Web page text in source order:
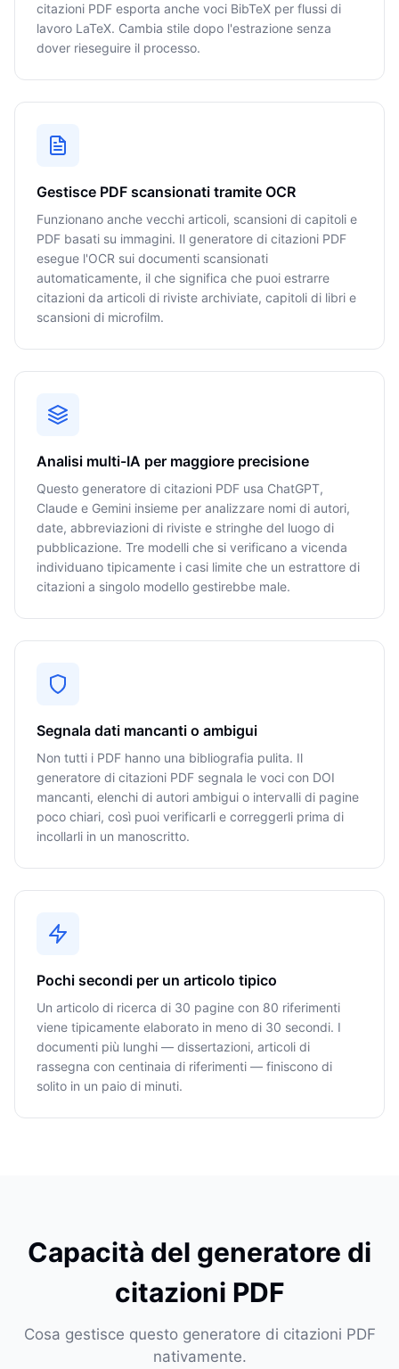
citazioni PDF esporta anche voci BibTeX per flussi di
lavoro LaTeX. Cambia stile dopo l'estrazione senza
dover rieseguire il processo.
Gestisce PDF scansionati tramite OCR
Funzionano anche vecchi articoli, scansioni di capitoli e
PDF basati su immagini. Il generatore di citazioni PDF
esegue l'OCR sui documenti scansionati
automaticamente, il che significa che puoi estrarre
citazioni da articoli di riviste archiviate, capitoli di libri e
scansioni di microfilm.
Analisi multi-IA per maggiore precisione
Questo generatore di citazioni PDF usa ChatGPT,
Claude e Gemini insieme per analizzare nomi di autori,
date, abbreviazioni di riviste e stringhe del luogo di
pubblicazione. Tre modelli che si verificano a vicenda
individuano tipicamente i casi limite che un estrattore di
citazioni a singolo modello gestirebbe male.
Segnala dati mancanti o ambigui
Non tutti i PDF hanno una bibliografia pulita. Il
generatore di citazioni PDF segnala le voci con DOI
mancanti, elenchi di autori ambigui o intervalli di pagine
poco chiari, così puoi verificarli e correggerli prima di
incollarli in un manoscritto.
Pochi secondi per un articolo tipico
Un articolo di ricerca di 30 pagine con 80 riferimenti
viene tipicamente elaborato in meno di 30 secondi. I
documenti più lunghi — dissertazioni, articoli di
rassegna con centinaia di riferimenti — finiscono di
solito in un paio di minuti.
Capacità del generatore di
citazioni PDF
Cosa gestisce questo generatore di citazioni PDF
nativamente.